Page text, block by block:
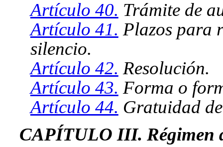
Artículo 40. Trámite de
Artículo 41. Plazos para
silencio.
Artículo 42. Resolución.
Artículo 43. Forma o
Artículo 44. Gratuidad
CAPÍTULO III. Régimen